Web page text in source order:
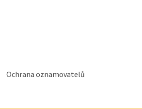
Ochrana oznamovatelů